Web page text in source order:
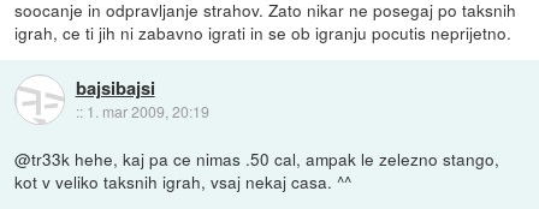
soocanje in odpravljanje strahov. Zato nikar ne posegaj po taksnih
igrah, ce ti jih ni zabavno igrati in se ob igranju pocutis neprijetno.
bajsibajsi
:: 1. mar 2009, 20:19
@tr33k hehe, kaj pa ce nimas .50 cal, ampak le zelezno stango,
kot v veliko taksnih igrah, vsaj nekaj casa. ^^